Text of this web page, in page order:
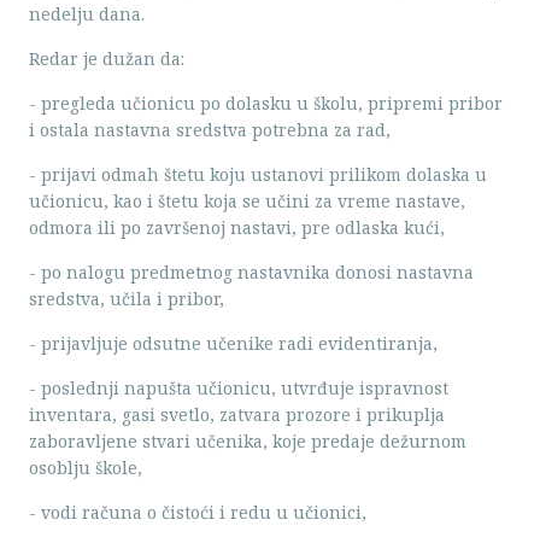
nedelju dana.
Redar je dužan da:
- pregleda učionicu po dolasku u školu, pripremi pribor
i ostala nastavna sredstva potrebna za rad,
- prijavi odmah štetu koju ustanovi prilikom dolaska u
učionicu, kao i štetu koja se učini za vreme nastave,
odmora ili po završenoj nastavi, pre odlaska kući,
- po nalogu predmetnog nastavnika donosi nastavna
sredstva, učila i pribor,
- prijavljuje odsutne učenike radi evidentiranja,
- poslednji napušta učionicu, utvrđuje ispravnost
inventara, gasi svetlo, zatvara prozore i prikuplja
zaboravljene stvari učenika, koje predaje dežurnom
osoblju škole,
- vodi računa o čistoći i redu u učionici,